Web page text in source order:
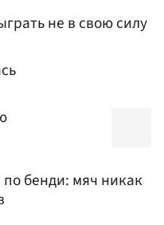
не в свою силу
бенди: мяч никак